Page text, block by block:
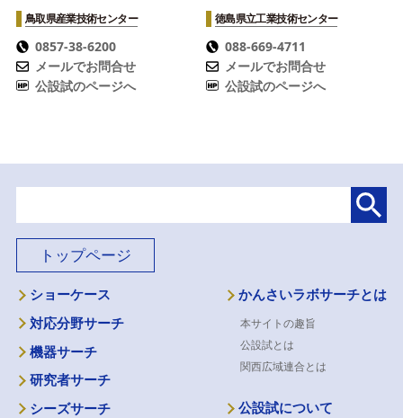
鳥取県産業技術センター
0857-38-6200
メールでお問合せ
公設試のページへ
徳島県立工業技術センター
088-669-4711
メールでお問合せ
公設試のページへ
トップページ
ショーケース
対応分野サーチ
機器サーチ
研究者サーチ
シーズサーチ
かんさいラボサーチとは
本サイトの趣旨
公設試とは
関西広域連合とは
公設試について